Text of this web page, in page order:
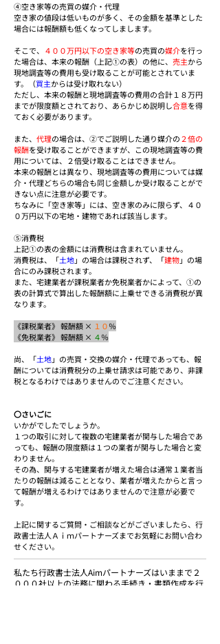
④空き家等の売買の媒介・代理
空き家の値段は低いものが多く、その金額を基準とした
場合には報酬額も低くなってしまします。
そこで、 ４００万円以下の空き家等の売買の媒介を行っ
た場合は、本来の報酬（上記①の表）の他に、 売主から
現地調査等の費用も受け取ることが可能とされていま
す。（買主からは受け取れない）
ただし、本来の報酬と現地調査等の費用の合計１８万円
までが限度額とされており、あらかじめ説明し合意を得
ておく必要があります。
また、 代理の場合は、②でご説明した通り媒介の２倍の
報酬を受け取ることができますが、この現地調査等の費
用については、２倍受け取ることはできません。
本来の報酬とは異なり、現地調査等の費用については媒
介・代理どちらの場合も同じ金額しか受け取ることがで
きない点に注意が必要です。
ちなみに「空き家等」には、空き家のみに限らず、４０
０万円以下の宅地・建物であれば該当します。
⑤消費税
上記①の表の金額には消費税は含まれていません。
消費税は、「土地」の場合は課税されず、「建物」の場
合にのみ課税されます。
また、宅建業者が課税業者か免税業者かによって、①の
表の計算式で算出した報酬額に上乗せできる消費税が異
なります。
《課税業者》 報酬額 × １０％
《免税業者》 報酬額 × ４％
尚、「土地」の売買・交換の媒介・代理であっても、報
酬については消費税分の上乗せ請求は可能であり、非課
税となるわけではありませんのでご注意ください。
〇さいごに
いかがでしたでしょうか。
１つの取引に対して複数の宅建業者が関与した場合であ
っても、報酬の限度額は１つの業者が関与した場合と変
わりません。
その為、関与する宅建業者が増えた場合は通常１業者当
たりの報酬は減ることとなり、業者が増えたからと言っ
て報酬が増えるわけではありませんので注意が必要で
す。
上記に関するご質問・ご相談などがございましたら、行
政書士法人Ａｉｍパートナーズまでお気軽にお問い合わ
せください。
私たち行政書士法人Aimパートナーズはいままで２
０００社以上の法務に関わる手続き・書類作成を行